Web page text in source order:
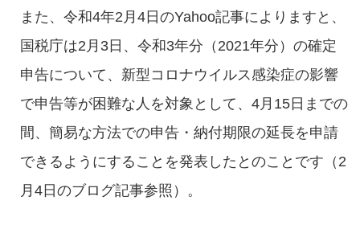
また、令和4年2月4日のYahoo記事によりますと、
国税庁は2月3日、令和3年分（2021年分）の確定
申告について、新型コロナウイルス感染症の影響
で申告等が困難な人を対象として、4月15日までの
間、簡易な方法での申告・納付期限の延長を申請
できるようにすることを発表したとのことです（2
月4日のブログ記事参照）。